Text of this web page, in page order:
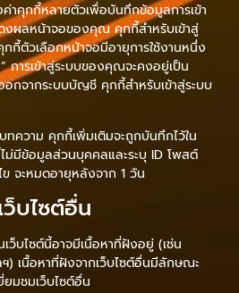
ค่าคุกกี้หลายตัวเพื่อบันทึกข้อมูลการเข้า
งผลหน้าจอของคุณ คุกกี้สำหรับเข้าสู่
กี้ตัวเลือกหน้าจอมีอายุการใช้งานหนึ่ง
การเข้าสู่ระบบของคุณจะคงอยู่เป็น
กจากระบบบัญชี คุกกี้สำหรับเข้าสู่ระบบ
ความ คุกกี้เพิ่มเติมจะถูกบันทึกไว้ใน
ม่มีข้อมูลส่วนบุคคลและระบุ ID โพสต์
จะหมดอายุหลังจาก 1 วัน
ว็บไซต์อื่น
ว็บไซต์นี้อาจมีเนื้อหาที่ฝังอยู่ (เช่น
) เนื้อหาที่ฝังจากเว็บไซต์อื่นมีลักษณะ
ยมชมเว็บไซต์อื่น